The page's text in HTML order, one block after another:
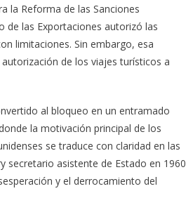
la Reforma de las Sanciones
de las Exportaciones autorizó las
limitaciones. Sin embargo, esa
de los viajes turísticos a
al bloqueo en un entramado
la motivación principal de los
se traduce con claridad en las
secretario asistente de Estado en 1960
y el derrocamiento del